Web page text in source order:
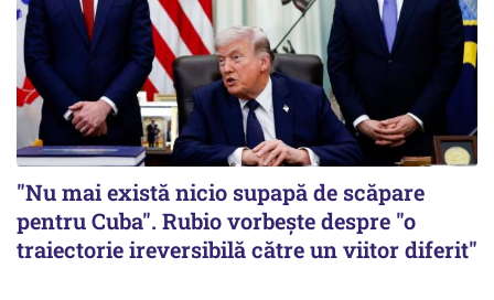
"Nu mai există nicio supapă de scăpare
pentru Cuba". Rubio vorbește despre "o
traiectorie ireversibilă către un viitor diferit"